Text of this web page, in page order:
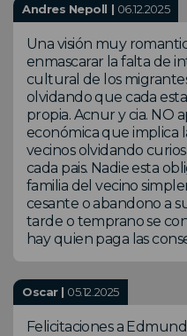
Andres Nepoll | 06.12.2025
Una visión muy
enmascarar la falta de
cultural de los
olvidando que cada
propia. Acnur y cia. NO
económica que implica
vecinos olvidando
cada pais. Nadie esta
familia del vecino
cesante o abandono a
tarde o temprano se
hay quien paga las
Oscar | 05.12.2025
Felicitaciones a